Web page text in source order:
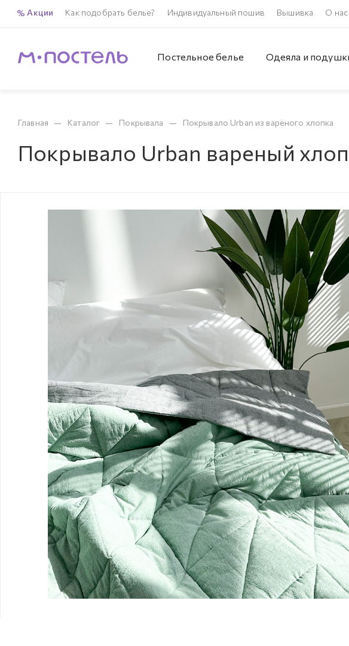
Акции Как подобрать белье? Индивидуальный пошив Вышивка О нас
Постельное белье Одеяла и
Главная — Каталог — Покрывала — Покрывало Urban из варёного хлопка
Покрывало Urban вареный